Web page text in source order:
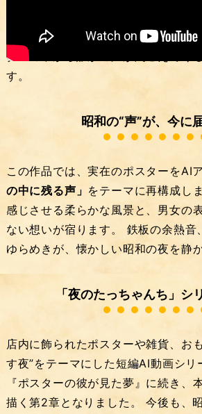
く息づきます。 音も光も静まり返っ
ターの中から誰かの声が聞こえてく
す。
昭和の“声”が、今に
この作品では、実在のポスターをAI
の中に残る声」 をテーマに再構成し
感じさせる柔らかな風景と、男女の
ない想いが宿ります。 鉄板の余熱音
ゆらめきが、懐かしい昭和の夜を静
「夜のたっちゃんち」シ
店内に飾られたポスターや雑貨、お
す夜”をテーマにした短編AI動画シリ
『ポスターの彼が見た夢』に続き、
描く第2章となりました。 今後も、